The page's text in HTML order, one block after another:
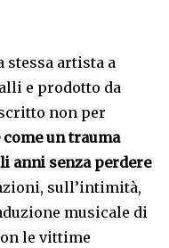
stessa artista a
e prodotto da
non per
un trauma
anni senza perdere
sull’intimità,
musicale di
le vittime